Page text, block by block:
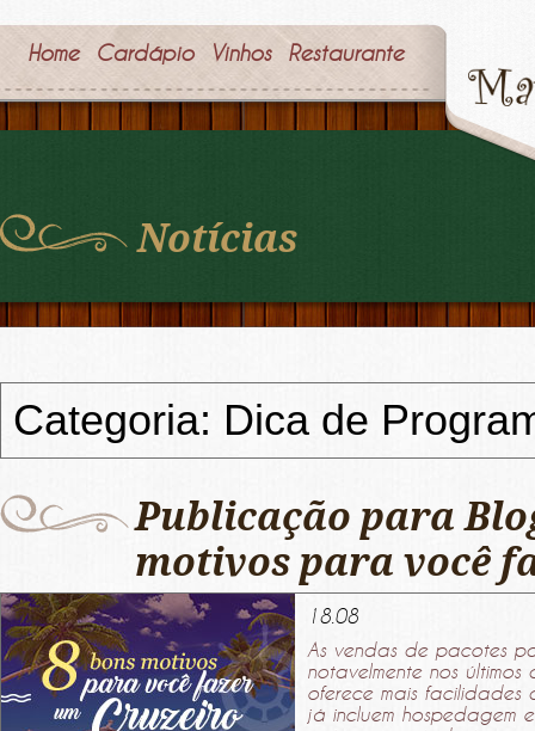
Home Cardápio Vinhos Restaurante
Notícias
Categoria: Dica de
Publicação para
motivos para você
18.08
As vendas de pacotes
notavelmente nos últimos
oferece mais facilidades
já incluem hospedagem